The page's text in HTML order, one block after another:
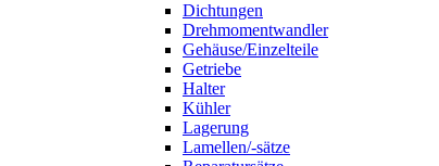
Dichtungen
Drehmomentwandler
Gehäuse/Einzelteile
Getriebe
Halter
Kühler
Lagerung
Lamellen/-sätze